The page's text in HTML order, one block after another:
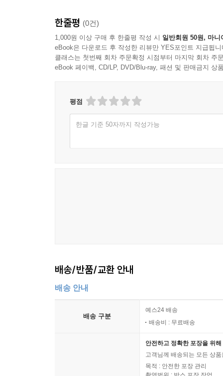
한줄평 (0건)
1,000원 이상 구매 후 한줄평 작성 시 일반회원 50원, 마니
eBook은 다운로드 후 작성한 리뷰만 YES포인트 지급됩니
클래스는 첫번째 회차 주문확정 시점부터 마지막 회차 주
eBook 페이백, CD/LP, DVD/Blu-ray, 패션 및 판매금지 상
평점
한글 기준 50자까지 작성가능
배송/반품/교환 안내
배송 안내
배송 구분
예스24 배송
배송비 : 무료배송
안전하고 정확한 포장을 위
고객님께 배송되는 모든 상
목적 : 안전한 포장 관리